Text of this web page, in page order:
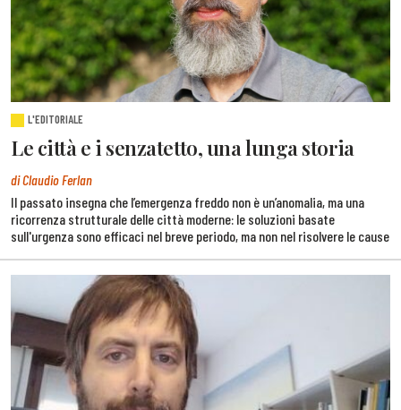
L'EDITORIALE
Le città e i senzatetto, una lunga storia
di Claudio Ferlan
Il passato insegna che l’emergenza freddo non è un’anomalia, ma una
ricorrenza strutturale delle città moderne: le soluzioni basate
sull'urgenza sono efficaci nel breve periodo, ma non nel risolvere le cause